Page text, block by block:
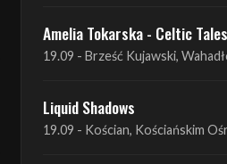
12.09 - Kraków, Hype Park
19.09 - Brześć Kujawski, Wahadło